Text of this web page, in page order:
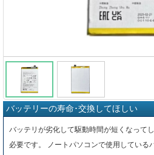
バッテリーの寿命･交換してほしい
バッテリが劣化して駆動時間が短くなって
必要です。 ノートパソコンで使用している